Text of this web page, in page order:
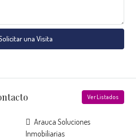
una Visita
Ver Listados
Arauca Soluciones
Inmobiliarias